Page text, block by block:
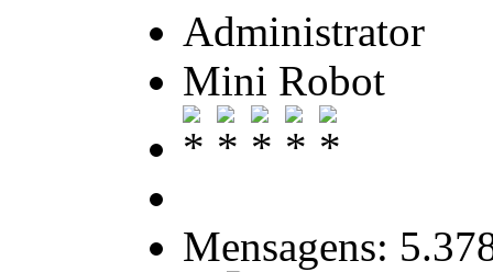
Administrator
Mini Robot
Mensagens: